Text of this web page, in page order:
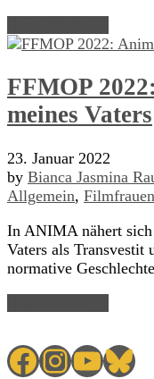
FFMOP
meines Vaters
23. Januar 2022
by Bianca Jasmina
Allgemein, Filmfrauen
In ANIMA nähert
Vaters als Transvestit
normative
Facebook
Instagram